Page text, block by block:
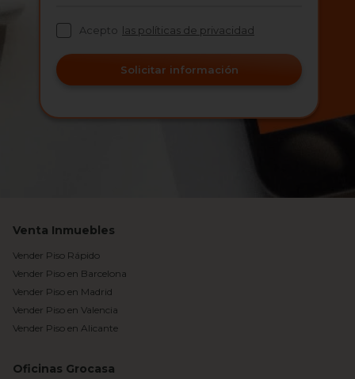
Acepto las políticas de privacidad
Solicitar información
Venta Inmuebles
Vender Piso Rápido
Vender Piso en Barcelona
Vender Piso en Madrid
Vender Piso en Valencia
Vender Piso en Alicante
Oficinas Grocasa